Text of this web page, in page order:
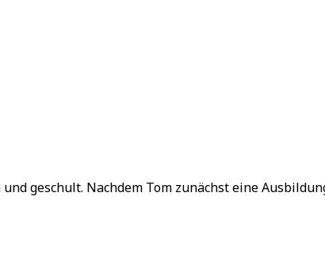
geschult. Nachdem Tom zunächst eine